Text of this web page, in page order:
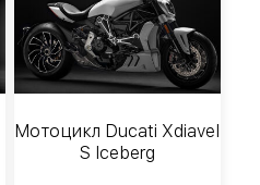
Мотоцикл Ducati Xdiavel
S Iceberg